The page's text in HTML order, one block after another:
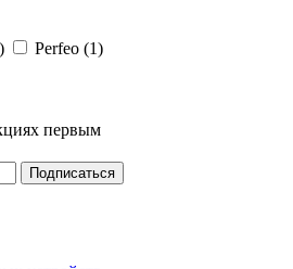
) Perfeo (1)
первым